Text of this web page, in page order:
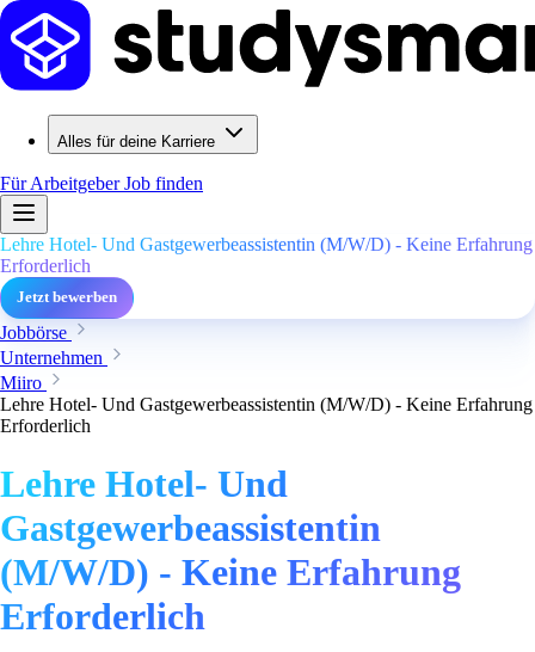
Alles für deine Karriere
Für ArbeitgeberJob finden
Lehre Hotel- Und Gastgewerbeassistentin (M/W/D) - Keine Erfahrung
Erforderlich
Jetzt bewerben
Jobbörse
Unternehmen
Miiro
Lehre Hotel- Und Gastgewerbeassistentin (M/W/D) - Keine Erfahrung
Erforderlich
Lehre Hotel- Und
Gastgewerbeassistentin
(M/W/D) - Keine Erfahrung
Erforderlich